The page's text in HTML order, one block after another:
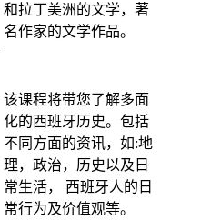
和拉丁美洲的文学，著
名作家的文学作品。
该课程将带您了解多面
化的西班牙历史。包括
不同方面的资讯，如:地
理，政治，历史以及日
常生活， 西班牙人的日
常行为及价值观等。